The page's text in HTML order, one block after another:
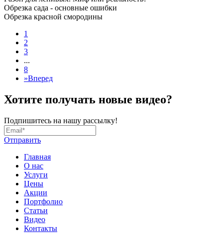
Обрезка сада - основные ошибки
Обрезка красной смородины
1
2
3
...
8
»Вперед
Хотите получать новые видео?
Подпишитесь на нашу рассылку!
Отправить
Главная
О нас
Услуги
Цены
Акции
Портфолио
Статьи
Видео
Контакты